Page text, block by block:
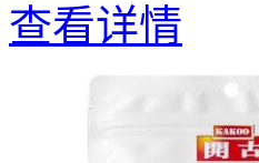
查看详情